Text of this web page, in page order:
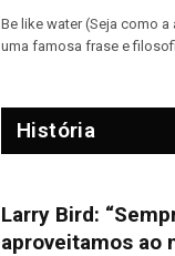
Be like water (Seja como
uma famosa frase e
História
Larry Bird:
aproveitamos ao